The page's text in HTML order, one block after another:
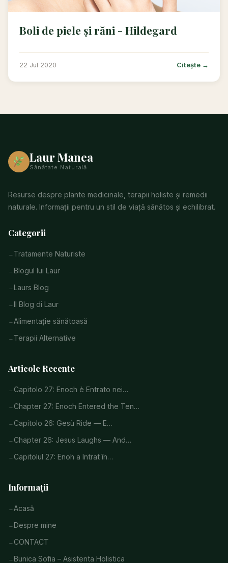
Boli de piele și răni - Hildegard
22 Jul 2020 Citește →
Laur Manea
Sănătate Naturală
Resurse despre plante medicinale, terapii holiste și remedii
naturale. Informații pentru un stil de viață sănătos și echilibrat.
Categorii
Tratamente Naturiste
Blogul lui Laur
Laurs Blog
Il Blog di Laur
Alimentație sănătoasă
Terapii Alternative
Articole Recente
Capitolo 27: Enoch è Entrato nei…
Chapter 27: Enoch Entered the Ten…
Capitolo 26: Gesù Ride — E…
Chapter 26: Jesus Laughs — And…
Capitolul 27: Enoh a Intrat în…
Informații
Acasă
Despre mine
CONTACT
Bunica Sofia – Asistenta Holistica